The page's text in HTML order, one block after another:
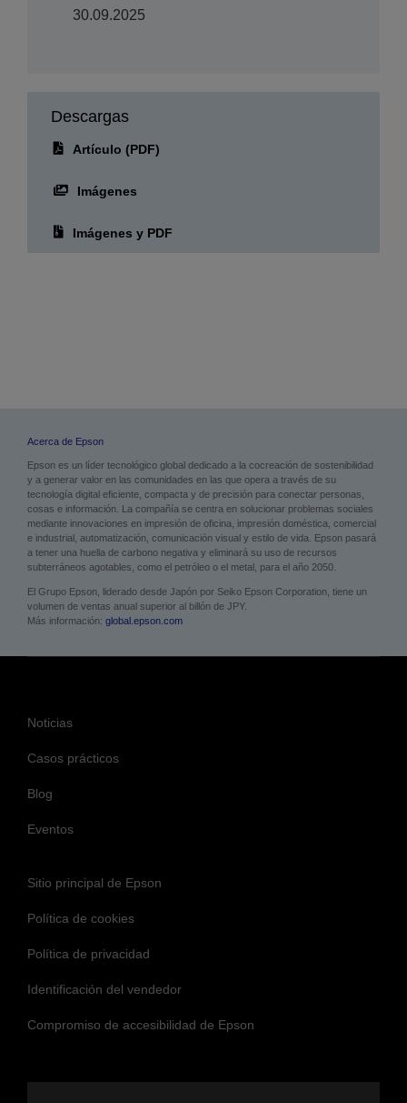
30.09.2025
Descargas
Artículo (PDF)
Imágenes
Imágenes y PDF
Acerca de Epson
Epson es un líder tecnológico global dedicado a la cocreación de sostenibilidad
y a generar valor en las comunidades en las que opera a través de su
tecnología digital eficiente, compacta y de precisión para conectar personas,
cosas e información. La compañía se centra en solucionar problemas sociales
mediante innovaciones en impresión de oficina, impresión doméstica, comercial
e industrial, automatización, comunicación visual y estilo de vida. Epson pasará
a tener una huella de carbono negativa y eliminará su uso de recursos
subterráneos agotables, como el petróleo o el metal, para el año 2050.
El Grupo Epson, liderado desde Japón por Seiko Epson Corporation, tiene un
volumen de ventas anual superior al billón de JPY.
Más información: global.epson.com
Noticias
Casos prácticos
Blog
Eventos
Sitio principal de Epson
Política de cookies
Política de privacidad
Identificación del vendedor
Compromiso de accesibilidad de Epson